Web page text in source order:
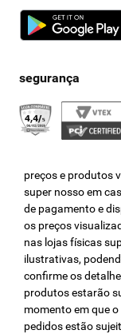
preços e produtos
super nosso em
de pagamento e
os preços
nas lojas físicas
ilustrativas,
confirme os
produtos estarão
momento em que
pedidos estão